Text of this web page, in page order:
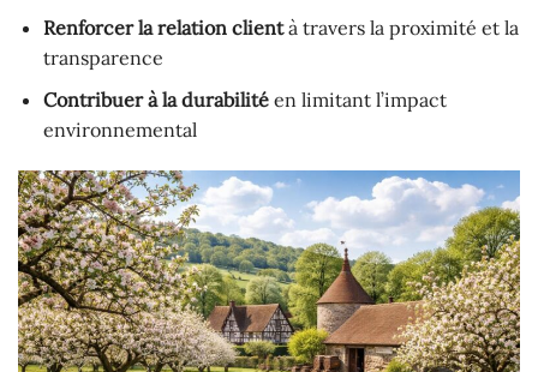
Renforcer la relation clientà travers la proximité et la
transparence
Contribuer à la durabilitéen limitant l’impact
environnemental